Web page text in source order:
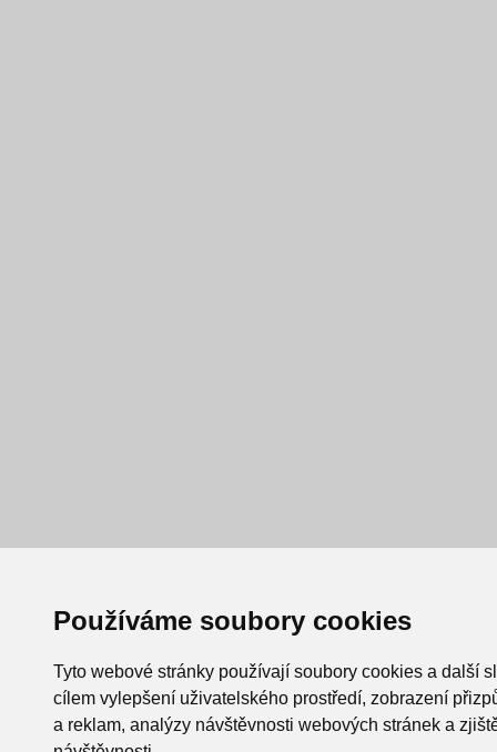
Používáme soubory cookies
Tyto webové stránky používají soubory cookies a další
cílem vylepšení uživatelského prostředí, zobrazení
a reklam, analýzy návštěvnosti webových stránek a